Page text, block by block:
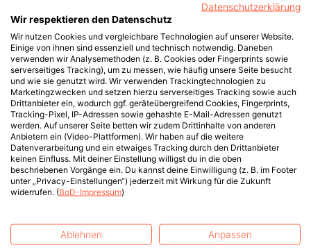
Datenschutzerklärung
Wir respektieren den Datenschutz
Wir nutzen Cookies und vergleichbare Technologien auf unserer Website.
Einige von ihnen sind essenziell und technisch notwendig. Daneben
verwenden wir Analysemethoden (z. B. Cookies oder Fingerprints sowie
serverseitiges Tracking), um zu messen, wie häufig unsere Seite besucht
und wie sie genutzt wird. Wir verwenden Trackingtechnologien zu
Marketingzwecken und setzen hierzu serverseitiges Tracking sowie auch
Drittanbieter ein, wodurch ggf. geräteübergreifend Cookies, Fingerprints,
Tracking-Pixel, IP-Adressen sowie gehashte E-Mail-Adressen genutzt
werden. Auf unserer Seite betten wir zudem Drittinhalte von anderen
Anbietern ein (Video-Plattformen). Wir haben auf die weitere
Datenverarbeitung und ein etwaiges Tracking durch den Drittanbieter
keinen Einfluss. Mit deiner Einstellung willigst du in die oben
beschriebenen Vorgänge ein. Du kannst deine Einwilligung (z. B. im Footer
unter „Privacy-Einstellungen“) jederzeit mit Wirkung für die Zukunft
widerrufen. (BoD-Impressum)
Ablehnen Anpassen